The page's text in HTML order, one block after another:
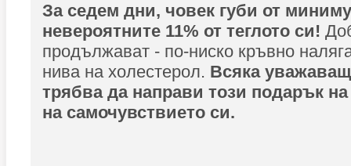
За седем дни, човек губи от
невероятните 11% от теглото си!
продължават - по-ниско кръвно
нива на холестерол. Всяка
трябва да направи този подарък
на самочувствието си.